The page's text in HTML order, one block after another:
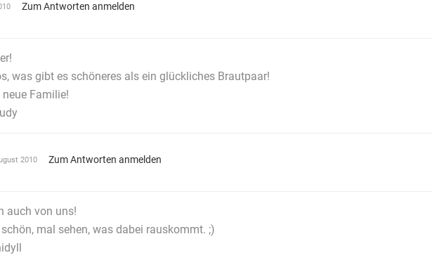
Zum Antworten anmelden
was gibt es schöneres als ein glückliches Brautpaar!
Familie!
2010 Zum Antworten anmelden
auch von uns!
mal sehen, was dabei rauskommt. ;)